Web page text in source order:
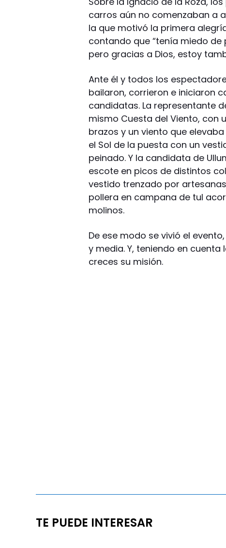
carros aún no comenzaban a
la que motivó la primera
contando que “tenía miedo
pero gracias a Dios, estoy
Ante él y todos los
bailaron, corrieron e iniciaron
candidatas. La representante
mismo Cuesta del Viento, con
brazos y un viento que
el Sol de la puesta con un
peinado. Y la candidata de
escote en picos de distintos
vestido trenzado por
pollera en campana de tul
molinos.
De ese modo se vivió el
y media. Y, teniendo en
creces su misión.
TE PUEDE INTERESAR